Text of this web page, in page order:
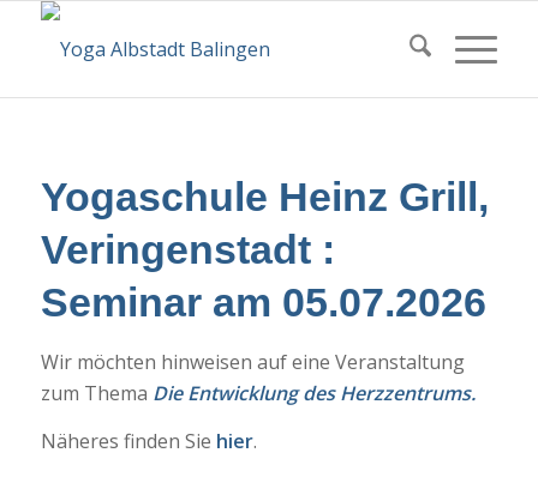
Yogaschule Heinz Grill,
Veringenstadt :
Seminar am 05.07.2026
Wir möchten hinweisen auf eine Veranstaltung
zum Thema Die Entwicklung des Herzzentrums.
Näheres finden Sie hier.